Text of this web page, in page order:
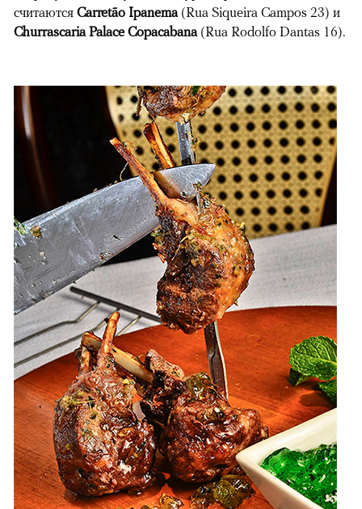
считаются Carretão Ipanema (Rua Siqueira Campos 23) и
Churrascaria Palace Copacabana (Rua Rodolfo Dantas 16).